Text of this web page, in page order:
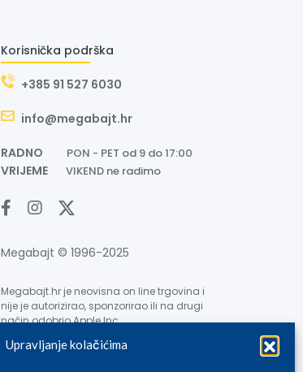
Upravljanje kolačićima
Korisnička podrška
+385 91 527 6030
info@megabajt.hr
RADNO PON - PET od 9 do 17:00
VRIJEME VIKEND ne radimo
Megabajt © 1996-2025
Megabajt.hr je neovisna on line trgovina i
nije je autorizirao, sponzorirao ili na drugi
način odobrio Apple Inc.